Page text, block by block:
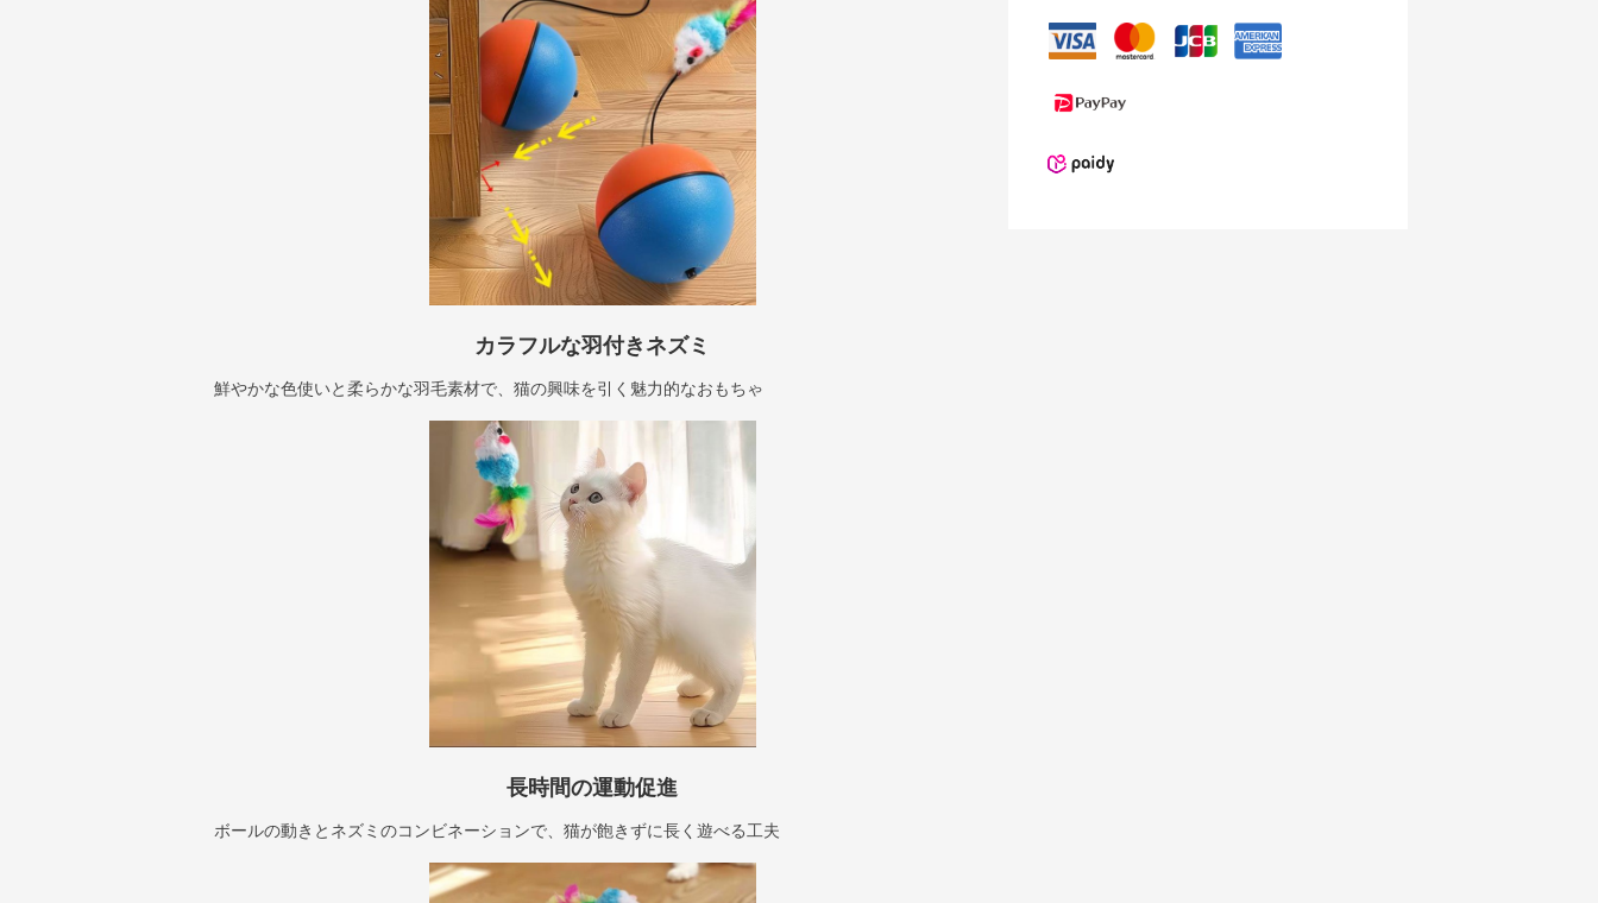
カラフルな羽付きネズミ
鮮やかな色使いと柔らかな羽毛素材で、猫の興味を引く魅力的なおもちゃ
長時間の運動促進
ボールの動きとネズミのコンビネーションで、猫が飽きずに長く遊べる工夫